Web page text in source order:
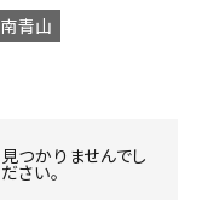
青山
つかりませんでし
さい。